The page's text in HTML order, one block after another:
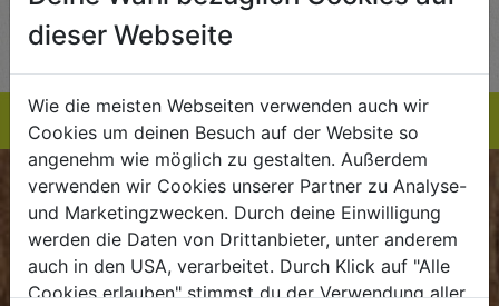
EINKAUFSLISTE
BIOKISTE
Kundenservice
Mo - Do: 8.00 - 16.00 Uhr
dieser Webseite
Wie die meisten Webseiten verwenden auch wir
Cookies um deinen Besuch auf der Website so
angenehm wie möglich zu gestalten. Außerdem
verwenden wir Cookies unserer Partner zu Analyse-
und Marketingzwecken. Durch deine Einwilligung
werden die Daten von Drittanbieter, unter anderem
auch in den USA, verarbeitet. Durch Klick auf "Alle
Cookies erlauben" stimmst du der Verwendung aller